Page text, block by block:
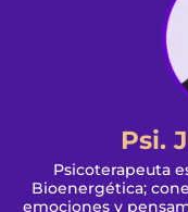
Psi.
Psicoterapeuta
Bioenergética;
emociones y